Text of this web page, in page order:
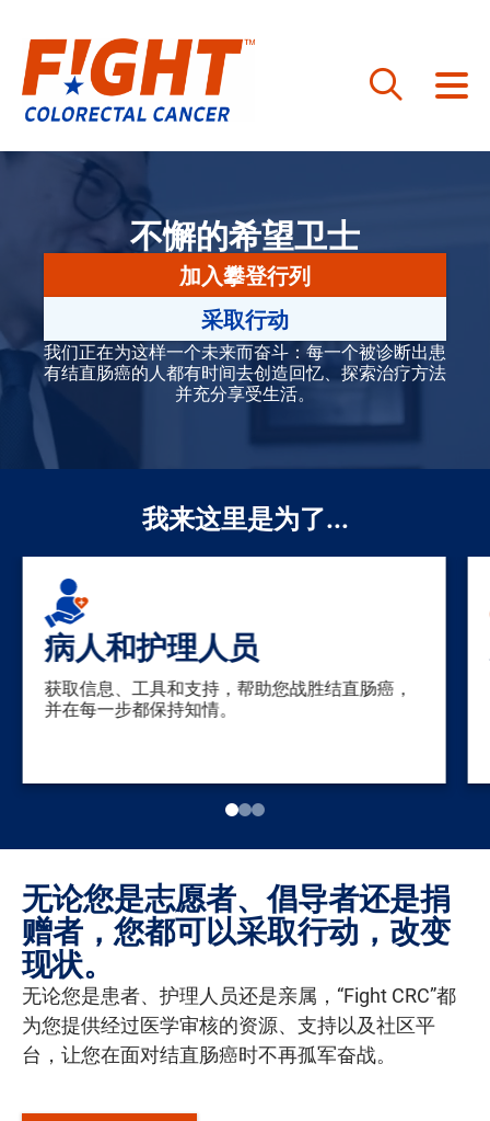
不懈的希望卫士
我们正在为这样一个未来而奋斗：每一个被诊断出患
有结直肠癌的人都有时间去创造回忆、探索治疗方法
并充分享受生活。
加入攀登行列
采取行动
我来这里是为了...
病人和护理人员
获取信息、工具和支持，帮助您战胜结直肠癌，
并在每一步都保持知情。
无论您是志愿者、倡导者还是捐
赠者，您都可以采取行动，改变
现状。
无论您是患者、护理人员还是亲属，“Fight CRC”都
为您提供经过医学审核的资源、支持以及社区平
台，让您在面对结直肠癌时不再孤军奋战。